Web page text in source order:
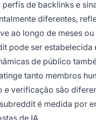
de backlinks e
diferentes,
ao longo de meses
pode ser estabelecida
de público
tanto membros
e verificação são
é medida por
de IA.